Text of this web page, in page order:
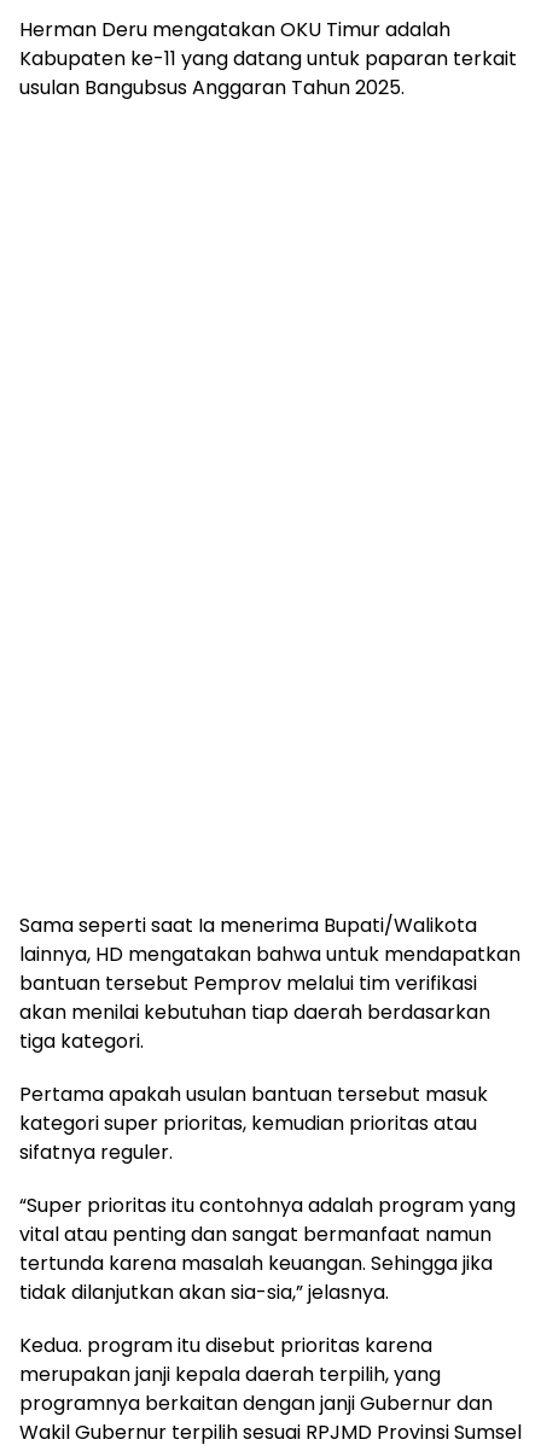
SARA,
narkoba
dan
Herman Deru mengatakan OKU Timur adalah
Kabupaten ke-11 yang datang untuk paparan terkait
usulan Bangubsus Anggaran Tahun 2025.
Sama seperti saat Ia menerima Bupati/Walikota
lainnya, HD mengatakan bahwa untuk mendapatkan
bantuan tersebut Pemprov melalui tim verifikasi
akan menilai kebutuhan tiap daerah berdasarkan
tiga kategori.
Pertama apakah usulan bantuan tersebut masuk
kategori super prioritas, kemudian prioritas atau
sifatnya reguler.
“Super prioritas itu contohnya adalah program yang
vital atau penting dan sangat bermanfaat namun
tertunda karena masalah keuangan. Sehingga jika
tidak dilanjutkan akan sia-sia,” jelasnya.
Kedua. program itu disebut prioritas karena
merupakan janji kepala daerah terpilih, yang
programnya berkaitan dengan janji Gubernur dan
Wakil Gubernur terpilih sesuai RPJMD Provinsi Sumsel